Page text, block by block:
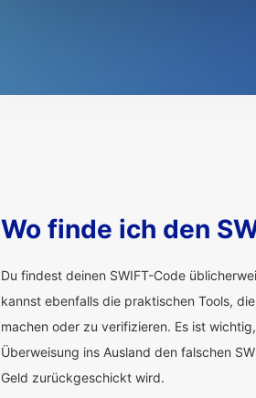
Wo finde ich den
Du findest deinen SWIFT-Code
kannst ebenfalls die praktischen Tools,
machen oder zu verifizieren. Es ist
Überweisung ins Ausland den falschen
Geld zurückgeschickt wird.